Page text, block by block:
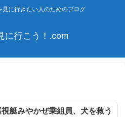
に行きたい人のためのブログ
に行こう！.com
艇みやかぜ乗組員、犬を救う